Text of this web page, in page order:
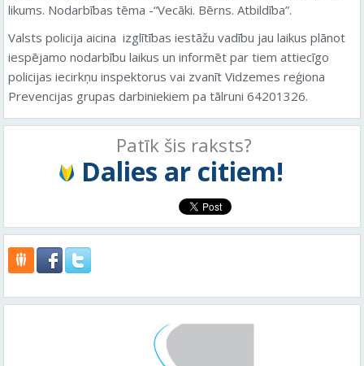
likums. Nodarbības tēma -“Vecāki. Bērns. Atbildība”.
Valsts policija aicina izglītības iestāžu vadību jau laikus plānot
iespējamo nodarbību laikus un informēt par tiem attiecīgo
policijas iecirkņu inspektorus vai zvanīt Vidzemes reģiona
Prevencijas grupas darbiniekiem pa tālruni 64201326.
Patīk šis raksts?
Dalies ar citiem!